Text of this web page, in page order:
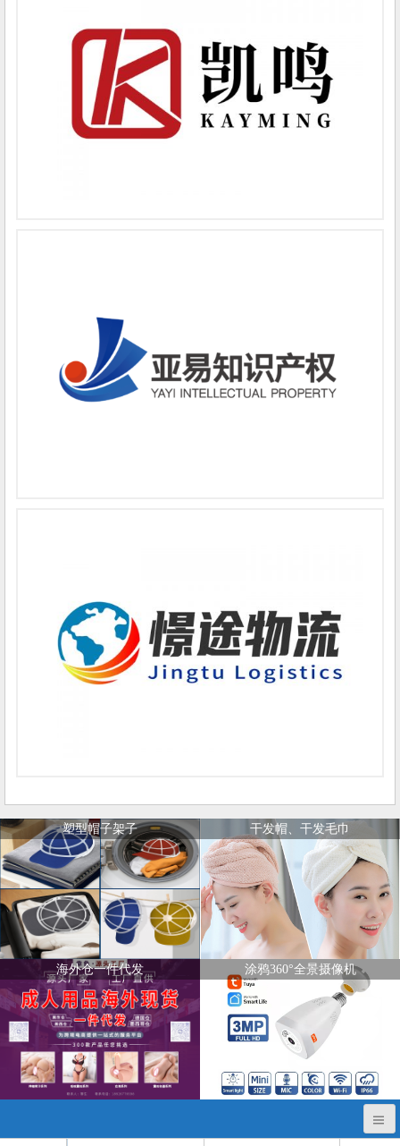
塑型帽子架子 干发帽、干发毛巾
海外仓一件代发 涂鸦360°全景摄像机